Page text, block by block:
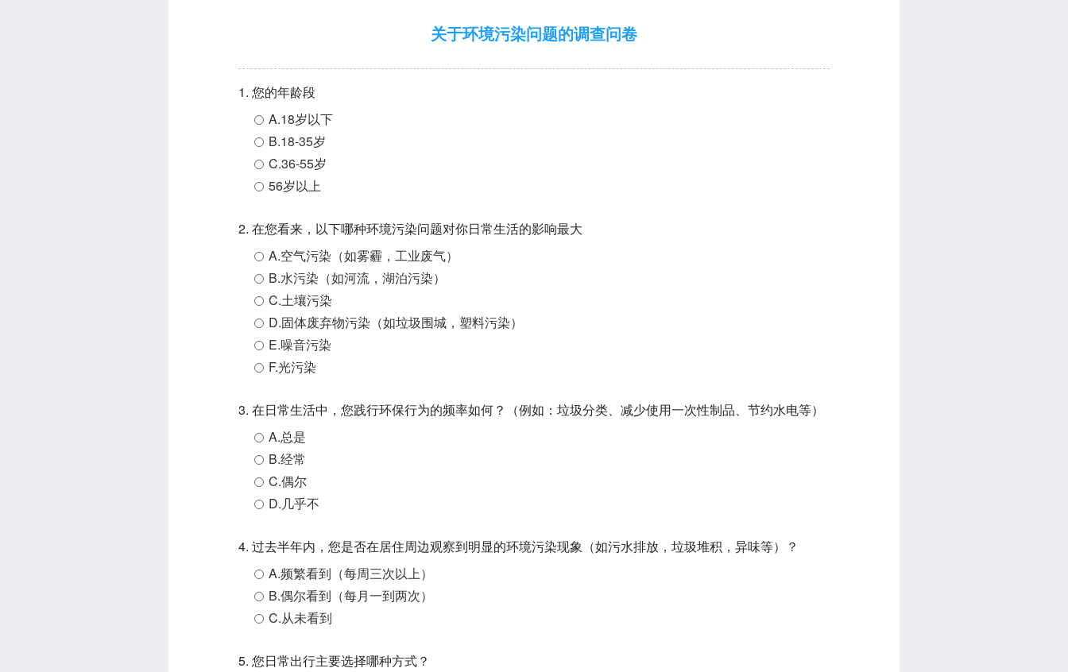
关于环境污染问题的调查问卷
1. 您的年龄段
A.18岁以下
B.18-35岁
C.36-55岁
56岁以上
2. 在您看来，以下哪种环境污染问题对你日常生活的影响最大
A.空气污染（如雾霾，工业废气）
B.水污染（如河流，湖泊污染）
C.土壤污染
D.固体废弃物污染（如垃圾围城，塑料污染）
E.噪音污染
F.光污染
3. 在日常生活中，您践行环保行为的频率如何？（例如：垃圾分类、减少使用一次性制品、节约水电等）
A.总是
B.经常
C.偶尔
D.几乎不
4. 过去半年内，您是否在居住周边观察到明显的环境污染现象（如污水排放，垃圾堆积，异味等）？
A.频繁看到（每周三次以上）
B.偶尔看到（每月一到两次）
C.从未看到
5. 您日常出行主要选择哪种方式？